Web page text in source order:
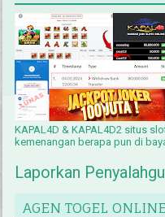
KAPAL4D & KAPAL4D2 situs
kemenangan berapa pun di
Laporkan
AGEN TOGEL ONLINE